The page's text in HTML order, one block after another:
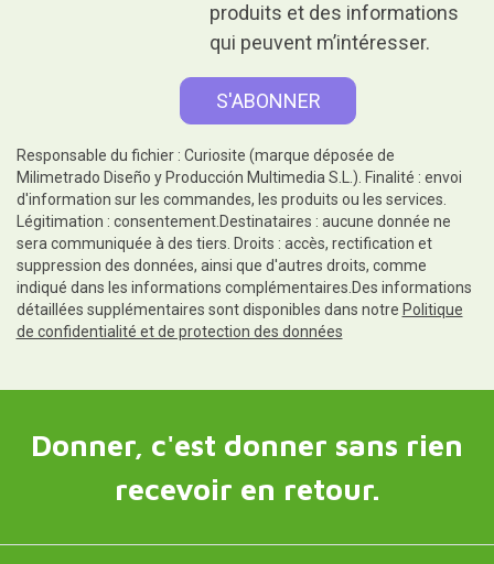
produits et des informations
qui peuvent m’intéresser.
Responsable du fichier : Curiosite (marque déposée de
Milimetrado Diseño y Producción Multimedia S.L.). Finalité : envoi
d'information sur les commandes, les produits ou les services.
Légitimation : consentement.Destinataires : aucune donnée ne
sera communiquée à des tiers. Droits : accès, rectification et
suppression des données, ainsi que d'autres droits, comme
indiqué dans les informations complémentaires.Des informations
détaillées supplémentaires sont disponibles dans notre Politique
de confidentialité et de protection des données
Donner, c'est donner sans rien
recevoir en retour.